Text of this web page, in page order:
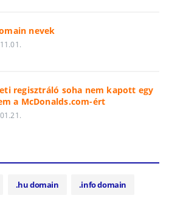
nevek
regisztráló soha nem kapott egy
a McDonalds.com-ért
.hu domain .info domain